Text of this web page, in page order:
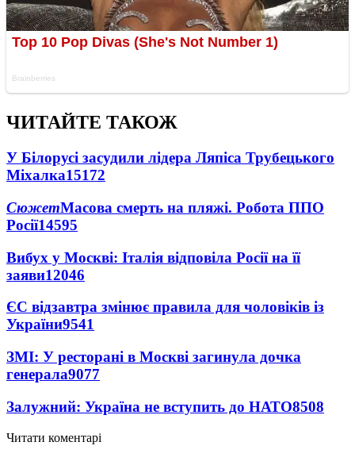
ЧИТАЙТЕ ТАКОЖ
У Білорусі засудили лідера Ляпіса Трубецького
Міхалка15172
СюжетМасова смерть на пляжі. Робота ППО
Росії14595
Вибух у Москві: Італія відповіла Росії на її
заяви12046
ЄС відзавтра змінює правила для чоловіків із
України9541
ЗМІ: У ресторані в Москві загинула дочка
генерала9077
Залужний: Україна не вступить до НАТО8508
Читати коментарі